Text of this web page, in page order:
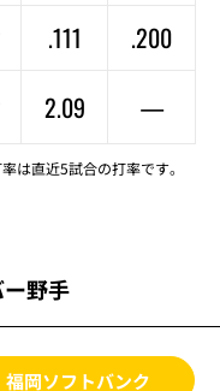
.111
.200
2.09 —
は直近5試合の打率です。
野手
福岡ソフトバンク